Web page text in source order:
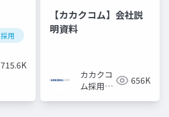
採用 カルチャーデック
715.6K
【カカクコム】会社説
明資料
カカクコ
ム採用担
656K